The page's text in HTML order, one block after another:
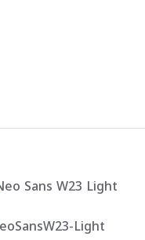
Sans W23 Light
Light